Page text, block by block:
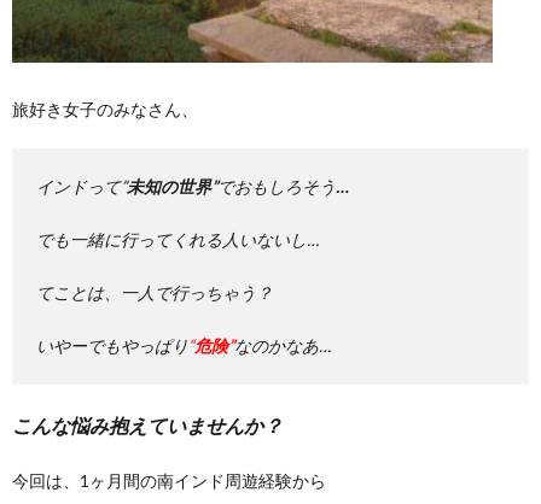
旅好き女子のみなさん、
インドって”未知の世界”でおもしろそう…
でも一緒に行ってくれる人いないし…
てことは、一人で行っちゃう？
いやーでもやっぱり“危険”なのかなあ…
こんな悩み抱えていませんか？
今回は、1ヶ月間の南インド周遊経験から